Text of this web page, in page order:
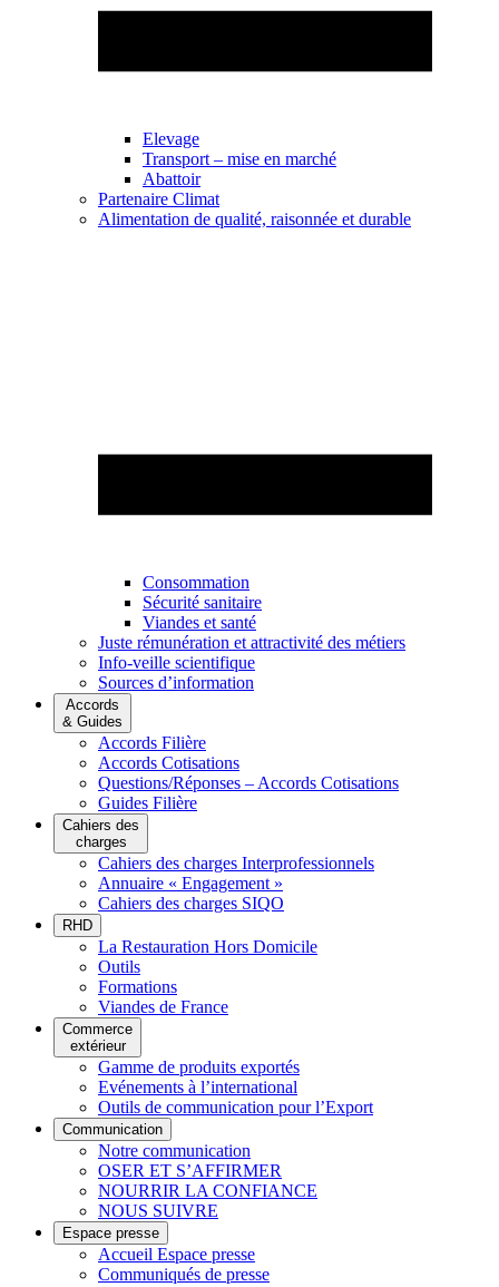
Elevage
Transport – mise en marché
Abattoir
Partenaire Climat
Alimentation de qualité, raisonnée et durable
Consommation
Sécurité sanitaire
Viandes et santé
Juste rémunération et attractivité des métiers
Info-veille scientifique
Sources d’information
Accords
& Guides
Accords Filière
Accords Cotisations
Questions/Réponses – Accords Cotisations
Guides Filière
Cahiers des
charges
Cahiers des charges Interprofessionnels
Annuaire « Engagement »
Cahiers des charges SIQO
RHD
La Restauration Hors Domicile
Outils
Formations
Viandes de France
Commerce
extérieur
Gamme de produits exportés
Evénements à l’international
Outils de communication pour l’Export
Communication
Notre communication
OSER ET S’AFFIRMER
NOURRIR LA CONFIANCE
NOUS SUIVRE
Espace presse
Accueil Espace presse
Communiqués de presse